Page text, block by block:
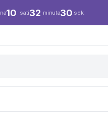
10 sati32 minuta29 sek.